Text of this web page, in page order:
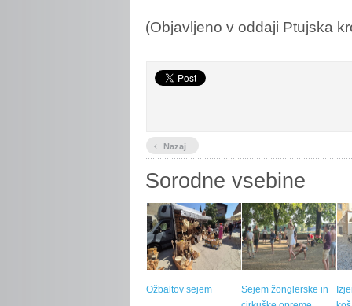
(Objavljeno v oddaji Ptujska
‹ Nazaj
Sorodne vsebine
Ožbaltov sejem
Sejem žonglerske in